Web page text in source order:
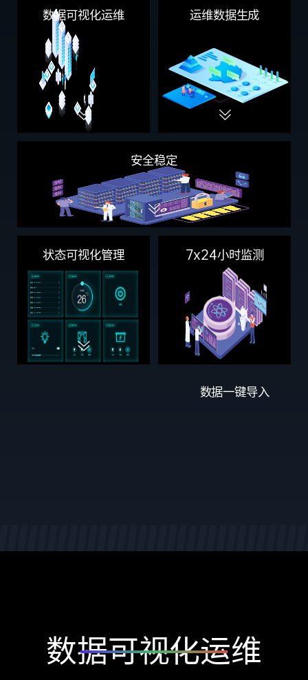
数据可视化运维
安全稳定
状态可视化管理
运维数据生成
7x24小时监测
数据一键导入
数据可视化运维